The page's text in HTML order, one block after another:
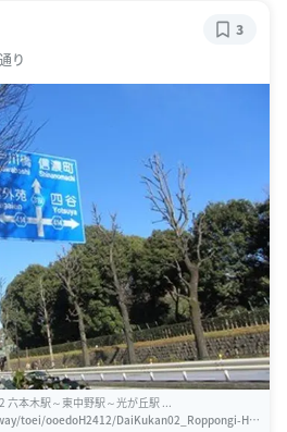
り
3
六本木駅～東中野駅～光が丘駅 ...
toei/ooedoH2412/DaiKukan02_Roppongi-Hig